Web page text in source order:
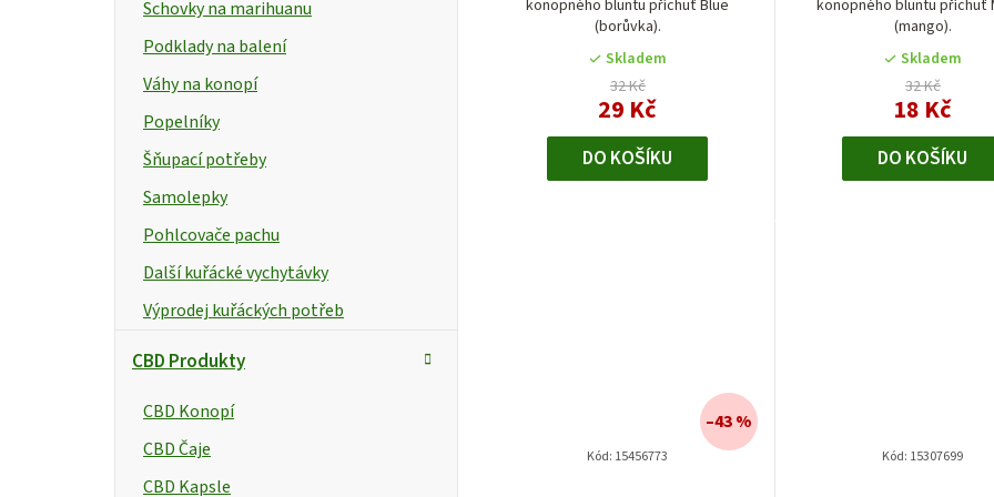
Schovky na marihuanu
Podklady na balení
Váhy na konopí
Popelníky
Šňupací potřeby
Samolepky
Pohlcovače pachu
Další kuřácké vychytávky
Výprodej kuřáckých potřeb
CBD Produkty
CBD Konopí
CBD Čaje
CBD Kapsle
d
u
k
t
ů
konopného bluntu příchuť Blue
(borůvka).
Skladem
32 Kč
29 Kč
DO KOŠÍKU
konopného bluntu příchuť
(mango).
Skladem
32 Kč
18 Kč
DO KOŠÍKU
–43 %
Kód: 15456773 Kód: 15307699